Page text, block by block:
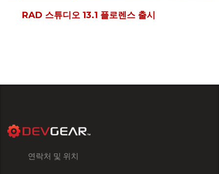
RAD 스튜디오 13.1 플로렌스 출시
연락처 및 위치